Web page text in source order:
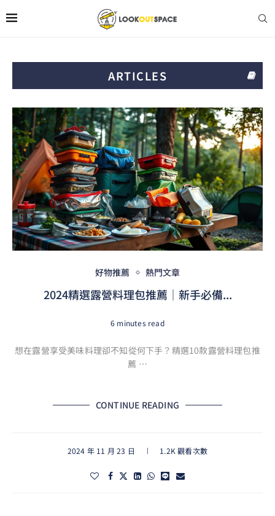
ARTICLES
好物推薦 熱門文章
2024精選露營料理包推薦｜新手必備...
6 minutes read
想在露營享受美味料理卻不知從何下手？精選10款露營料理包推
薦 …
CONTINUE READING
2024 年 11 月 23 日 1.2K 觀看次數